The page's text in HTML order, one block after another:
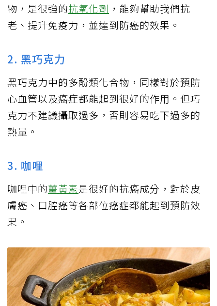
物，是很強的抗氧化劑 ，能夠幫助我們抗
老、提升免疫力，並達到防癌的效果。
2. 黑巧克力
黑巧克力中的多酚類化合物，同樣對於預防
心血管以及癌症都能起到很好的作用。但巧
克力不建議攝取過多，否則容易吃下過多的
熱量。
3. 咖哩
咖哩中的薑黃素是很好的抗癌成分，對於皮
膚癌、口腔癌等各部位癌症都能起到預防效
果。